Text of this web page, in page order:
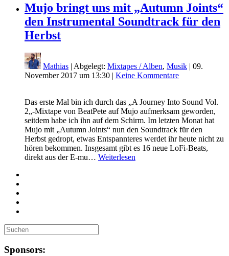
Mujo bringt uns mit „Autumn Joints“
den Instrumental Soundtrack für den
Herbst
Mathias | Abgelegt: Mixtapes / Alben, Musik | 09.
November 2017 um 13:30 | Keine Kommentare
Das erste Mal bin ich durch das „A Journey Into Sound Vol.
2„-Mixtape von BeatPete auf Mujo aufmerksam geworden,
seitdem habe ich ihn auf dem Schirm. Im letzten Monat hat
Mujo mit „Autumn Joints“ nun den Soundtrack für den
Herbst gedropt, etwas Entspannteres werdet ihr heute nicht zu
hören bekommen. Insgesamt gibt es 16 neue LoFi-Beats,
direkt aus der E-mu… Weiterlesen
Sponsors: